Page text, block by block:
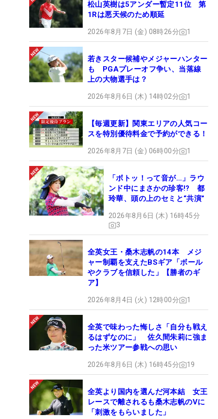
松山英樹は5アンダー暫定11位 第
1Rは悪天候のため順延
2026年8月7日 (金) 08時26分 1
若きスター候補やメジャーハンター
も PGAプレーオフ争い、当落線
上の大物選手は？
2026年8月6日 (木) 14時02分 1
【毎週更新】関東エリアの人気コー
スを特別優待料金で予約ができる！
2026年8月7日 (金) 06時00分 1
「ボトッ！って音が…」ラウ
ンド中にまさかの珍客!? 都
玲華、頭の上のセミと“共演”
2026年8月6日 (木) 16時45分
3
全英女王・桑木志帆の14本 メジ
ャー制覇を支えたBSギア「ボール
やクラブを信頼した」【勝者のギ
ア】
2026年8月4日 (火) 12時00分 1
全英で味わった悔しさ「自分も戦え
るはずなのに」 佐久間朱莉に強ま
った米ツアー参戦への思い
2026年8月6日 (木) 16時45分 19
全英より国内を選んだ河本結 女王
レースで離されるも桑木志帆のVに
「刺激をもらいました」